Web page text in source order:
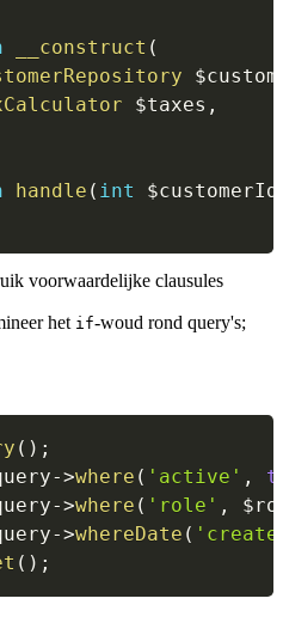
__construct (
$taxes ,
handle ( int $customerId
voorwaardelijke clausules
het if-woud rond query's;
( ) ;
->where ( 'active' ,
->where ( 'role' ,
->whereDate (
( ) ;